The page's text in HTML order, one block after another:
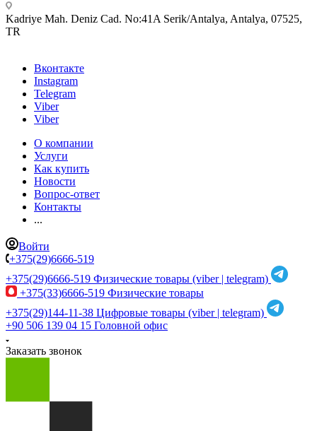
Kadriye Mah. Deniz Cad. No:41A Serik/Antalya, Antalya, 07525,
TR
Вконтакте
Instagram
Telegram
Viber
Viber
О компании
Услуги
Как купить
Новости
Вопрос-ответ
Контакты
...
Войти
+375(29)6666-519
+375(29)6666-519 Физические товары (viber | telegram)
+375(33)6666-519 Физические товары
+375(29)144-11-38 Цифровые товары (viber | telegram)
+90 506 139 04 15 Головной офис
Заказать звонок